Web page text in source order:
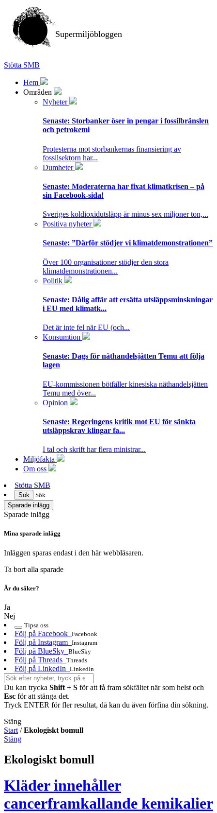
Supermiljöbloggen
Stötta SMB
Hem
Områden
Nyheter
Senaste: Storbanker öser in pengar i fossilbränslen
och petrokemi
Protesterna mot storbankernas finansiering av
fossilsektorn har...
Dumheter
Senaste: Moderaterna har fixat klimatkrisen – på
sin Facebook-sida!
Sveriges koldioxidutsläpp är minus sex miljoner ton,...
Positiva nyheter
Senaste: ”Därför stödjer vi klimatdemonstrationen”
Över 100 organisationer stödjer den stora
klimatdemonstrationen...
Politik
Senaste: Dålig affär att ersätta utsläppsminskningar
i EU med klimatk...
Det är inte fel när EU (och...
Konsumtion
Senaste: Dags för näthandelsjätten Temu att följa
lagen
EU-kommissionen bötfäller kinesiska näthandelsjätten
Temu med över...
Opinion
Senaste: Regeringens kritik mot EU för sänkta
utsläppskrav klingar fa...
I tal och skrift har flera ministrar...
Miljöfakta
Om oss
Stötta SMB
Sök
Sök
Sparade inlägg
Sparade inlägg
Mina sparade inlägg
Inläggen sparas endast i den här webbläsaren.
Ta bort alla sparade
Är du säker?
Ja
Nej
Tipsa oss
Följ på Facebook Facebook
Följ på Instagram Instagram
Följ på BlueSky BlueSky
Följ på Threads Threads
Följ på LinkedIn LinkedIn
Du kan trycka Shift + S för att få fram sökfältet när som helst och
Esc för att stänga det.
Tryck ENTER för fler resultat, då kan du även förfina din sökning.
Stäng
Start /Ekologiskt bomull
Stäng
Ekologiskt bomull
Kläder innehåller
cancerframkallande kemikalier